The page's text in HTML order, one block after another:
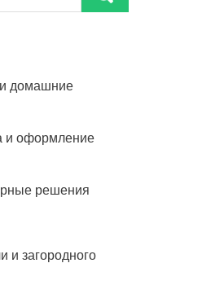
домашние
и оформление
решения
и загородного